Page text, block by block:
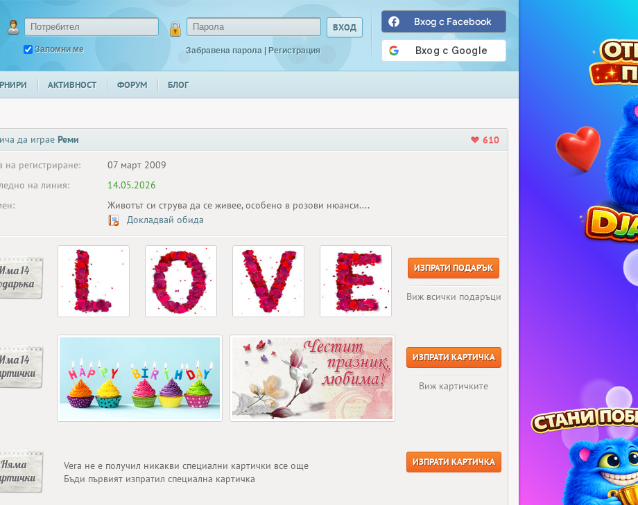
Запомни ме Забравена парола | Регистрация
Вход с Facebook
АКТИВНОСТ ФОРУМ БЛОГ
да играе Реми
610
на регистриране:
07 март 2009
на линия:
14.05.2026
Животът си струва да се живее, особено в розови нюанси....
Докладвай обида
14
ИЗПРАТИ ПОДАРЪК
Виж всички подаръци
14
ИЗПРАТИ КАРТИЧКА
Виж картичките
Няма
Vera не е получил никакви специални картички все още
Бъди първият изпратил специална картичка
ИЗПРАТИ КАРТИЧКА